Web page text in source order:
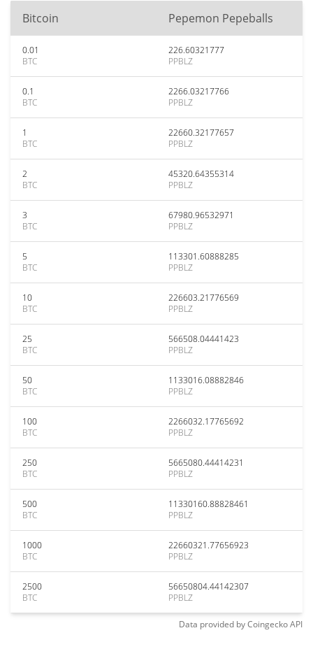
Bitcoin Pepemon Pepeballs
0.01
BTC
226.60321777
PPBLZ
0.1
BTC
2266.03217766
PPBLZ
1
BTC
22660.32177657
PPBLZ
2
BTC
45320.64355314
PPBLZ
3
BTC
67980.96532971
PPBLZ
5
BTC
113301.60888285
PPBLZ
10
BTC
226603.21776569
PPBLZ
25
BTC
566508.04441423
PPBLZ
50
BTC
1133016.08882846
PPBLZ
100
BTC
2266032.17765692
PPBLZ
250
BTC
5665080.44414231
PPBLZ
500
BTC
11330160.88828461
PPBLZ
1000
BTC
22660321.77656923
PPBLZ
2500
BTC
56650804.44142307
PPBLZ
Data provided byCoingeckoAPI